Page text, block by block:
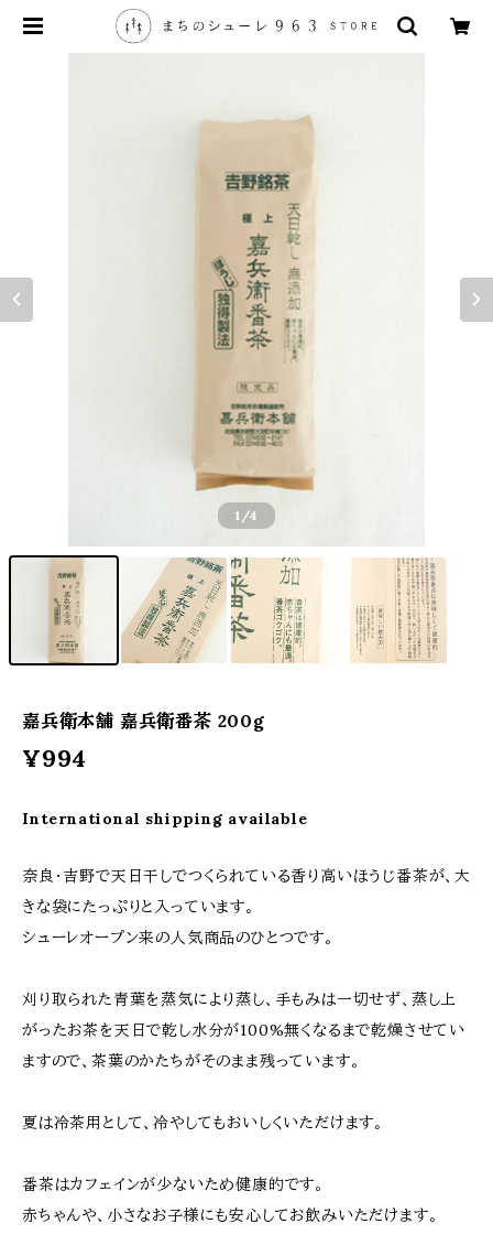
1 /4
嘉兵衛本舗 嘉兵衛番茶 200g
¥994
International shipping available
奈良・吉野で天日干しでつくられている香り高いほうじ番茶が、大
きな袋にたっぷりと入っています。
シューレオープン来の人気商品のひとつです。
刈り取られた青葉を蒸気により蒸し、手もみは一切せず、蒸し上
がったお茶を天日で乾し水分が100%無くなるまで乾燥させてい
ますので、茶葉のかたちがそのまま残っています。
夏は冷茶用として、冷やしてもおいしくいただけます。
番茶はカフェインが少ないため健康的です。
赤ちゃんや、小さなお子様にも安心してお飲みいただけます。